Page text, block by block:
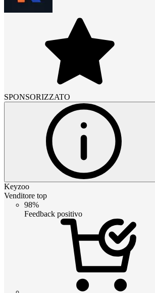
SPONSORIZZATO
Keyzoo
Venditore top
98%
Feedback positivo